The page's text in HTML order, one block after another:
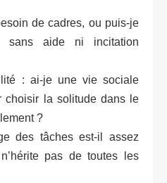
de cadres, ou puis-je
sans aide ni incitation
: ai-je une vie sociale
choisir la solitude dans le
?
des tâches est-il assez
pas de toutes les